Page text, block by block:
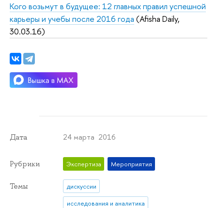
Кого возьмут в будущее: 12 главных правил успешной
карьеры и учебы после 2016 года (Afisha Daily,
30.03.16)
Дата 24 марта 2016
Рубрики Экспертиза Мероприятия
Темы
дискуссии
исследования и аналитика